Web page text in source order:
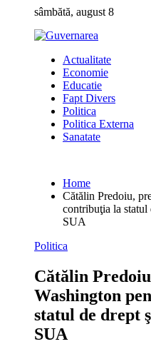
content
sâmbătă, august 8
Actualitate
Economie
Educatie
Fapt Divers
Politica
Politica Externa
Sanatate
Home
Cătălin Predoiu,
contribuţia la statul
SUA
Politica
Cătălin
Washington
statul de drept
SUA